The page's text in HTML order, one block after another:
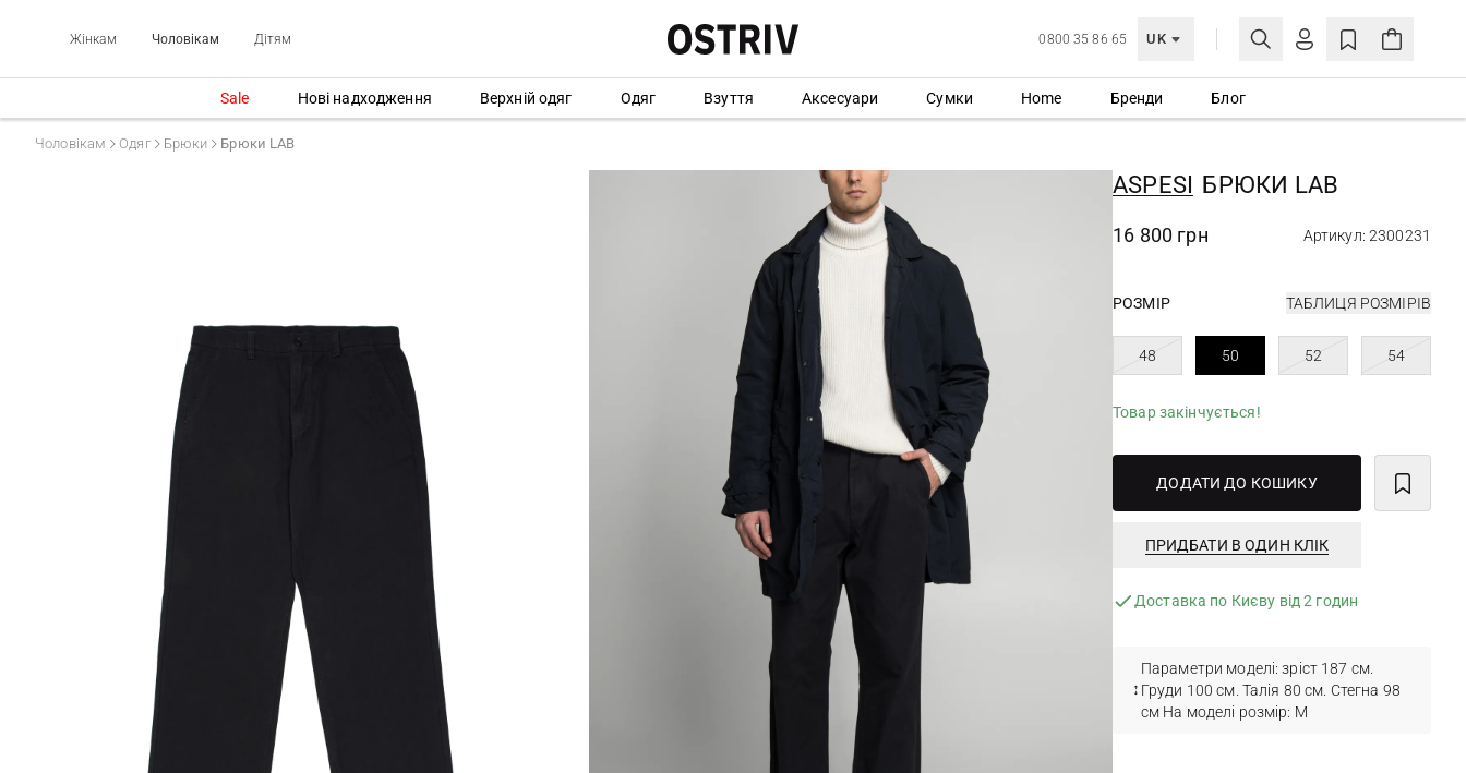
Жінкам Чоловікам Дітям 0800 35 86 65 UK
МОЯ ОБЛІКІВКА
СТВОРИТИ ОБЛІКІВКУ
Sale Нові надходження Верхній одяг Одяг Взуття Аксесуари Сумки Home Бренди Блог
Чоловікам Одяг Брюки Брюки LAB
ASPESI БРЮКИ LAB
16 800 грн Артикул: 2300231
РОЗМІР ТАБЛИЦЯ РОЗМІРІВ
48 50 52 54
Товар закінчується!
ДОДАТИ ДО КОШИКУ
ПРИДБАТИ В ОДИН КЛІК
Доставка по Києву від 2 годин
Параметри моделі: зріст 187 см.
Груди 100 см. Талія 80 см. Стегна 98
см На моделі розмір: M